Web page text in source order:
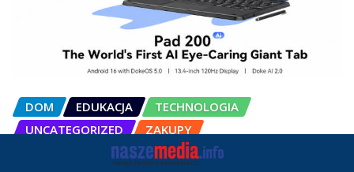
DOM EDUKACJA
TECHNOLOGIA
UNCATEGORIZED
ZAKUPY
OSCAL Pad 200 alternatywą dla